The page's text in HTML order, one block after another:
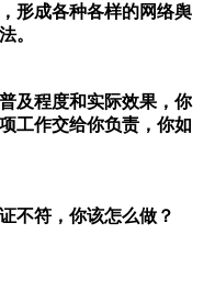
形成各种各样的网络舆
。
及程度和实际效果，你
工作交给你负责，你如
不符，你该怎么做？